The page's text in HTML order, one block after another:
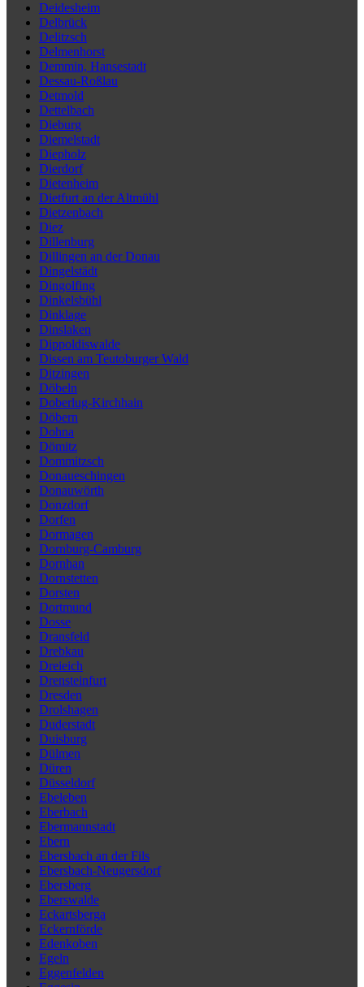
Deidesheim
Delbrück
Delitzsch
Delmenhorst
Demmin, Hansestadt
Dessau-Roßlau
Detmold
Dettelbach
Dieburg
Diemelstadt
Diepholz
Dierdorf
Dietenheim
Dietfurt an der Altmühl
Dietzenbach
Diez
Dillenburg
Dillingen an der Donau
Dingelstädt
Dingolfing
Dinkelsbühl
Dinklage
Dinslaken
Dippoldiswalde
Dissen am Teutoburger Wald
Ditzingen
Döbeln
Doberlug-Kirchhain
Döbern
Dohna
Dömitz
Dommitzsch
Donaueschingen
Donauwörth
Donzdorf
Dorfen
Dormagen
Dornburg-Camburg
Dornhan
Dornstetten
Dorsten
Dortmund
Dosse
Dransfeld
Drebkau
Dreieich
Drensteinfurt
Dresden
Drolshagen
Duderstadt
Duisburg
Dülmen
Düren
Düsseldorf
Ebeleben
Eberbach
Ebermannstadt
Ebern
Ebersbach an der Fils
Ebersbach-Neugersdorf
Ebersberg
Eberswalde
Eckartsberga
Eckernförde
Edenkoben
Egeln
Eggenfelden